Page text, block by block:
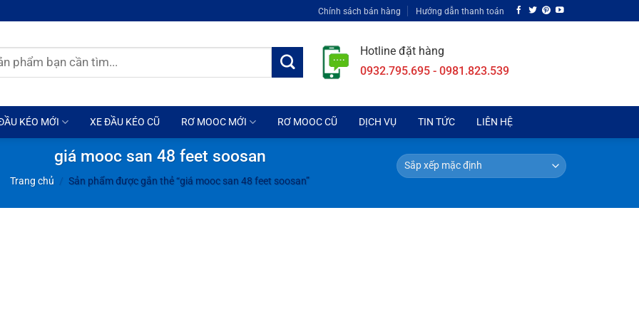
Chính sách bán hàng Hướng dẫn thanh toán
Hotline đặt hàng
0932.795.695 - 0981.823.539
KÉO MỚI XE ĐẦU KÉO CŨ RƠ MOOC MỚI RƠ MOOC CŨ DỊCH VỤ TIN TỨC LIÊN HỆ
giá mooc san 48 feet soosan
Trang chủ / Sản phẩm được gắn thẻ “giá mooc san 48 feet soosan”